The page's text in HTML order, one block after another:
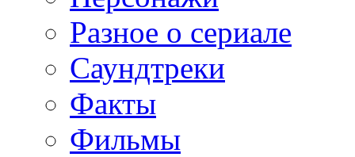
Разное о сериале
Саундтреки
Факты
Фильмы